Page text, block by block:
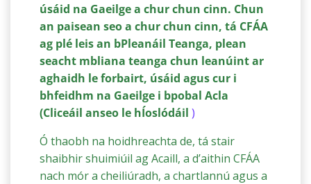
úsáid na Gaeilge a chur chun cinn. Chun
an paisean seo a chur chun cinn, tá CFÁA
ag plé leis an bPleanáil Teanga, plean
seacht mbliana teanga chun leanúint ar
aghaidh le forbairt, úsáid agus cur i
bhfeidhm na Gaeilge i bpobal Acla
(Cliceáil anseo le hÍoslódáil )
Ó thaobh na hoidhreachta de, tá stair
shaibhir shuimiúil ag Acaill, a d’aithin CFÁA
nach mór a cheiliúradh, a chartlannú agus a